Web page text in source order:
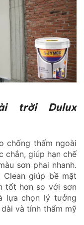
trời Dulux
chống thấm ngoài
chắn, giúp hạn chế
sơn phai nhanh.
Clean giúp bề mặt
tốt hơn so với sơn
lựa chọn lý tưởng
và tính thẩm mỹ